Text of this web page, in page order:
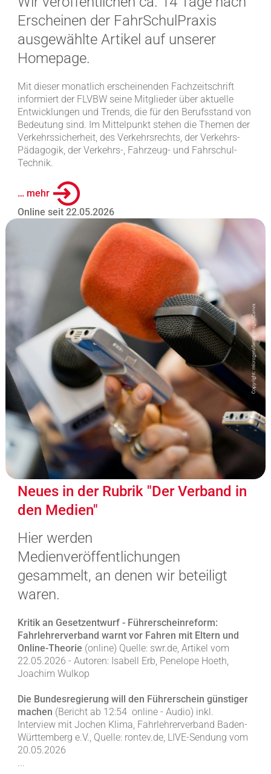
Erscheinen der FahrSchulPraxis
ausgewählte Artikel auf unserer
Homepage.
Mit dieser monatlich erscheinenden Fachzeitschrift
informiert der FLVBW seine Mitglieder über aktuelle
Entwicklungen und Trends, die für den Berufsstand von
Bedeutung sind. Im Mittelpunkt stehen die Themen der
Verkehrssicherheit, des Verkehrsrechts, der Verkehrs-
Pädagogik, der Verkehrs-, Fahrzeug- und Fahrschul-
Technik.
… mehr
Online seit 22.05.2026
Neues in der Rubrik "Der Verband in
den Medien"
Hier werden
Medienveröffentlichungen
gesammelt, an denen wir beteiligt
waren.
Kritik an Gesetzentwurf - Führerscheinreform:
Fahrlehrerverband warnt vor Fahren mit Eltern und
Online-Theorie (online) Quelle: swr.de, Artikel vom
22.05.2026 - Autoren: Isabell Erb, Penelope Hoeth,
Joachim Wulkop
Die Bundesregierung will den Führerschein günstiger
machen (Bericht ab 12:54 online - Audio) inkl.
Interview mit Jochen Klima, Fahrlehrerverband Baden-
Württemberg e.V., Quelle: rontev.de, LIVE-Sendung vom
20.05.2026
...